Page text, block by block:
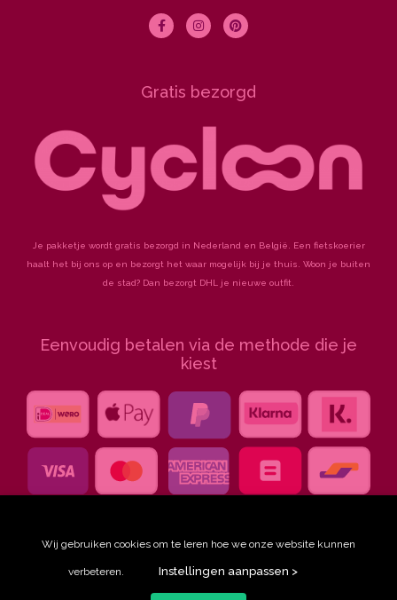
F
a
o
I
n
r
P
i
e
s
Gratis bezorgd
Je pakketje wordt gratis bezorgd in Nederland en België. Een fietskoerier
haalt het bij ons op en bezorgt het waar mogelijk bij je thuis. Woon je buiten
de stad? Dan bezorgt DHL je nieuwe outfit.
Eenvoudig betalen via de methode die je
kiest
Wij gebruiken cookies om te leren hoe we onze website kunnen
verbeteren. Instellingen aanpassen >